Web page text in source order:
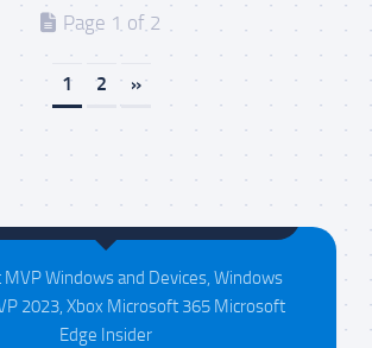
Page 1 of 2
1 2 »
Maison da Silva
Windows and Devices, Windows
2023, Xbox Microsoft 365 Microsoft
Edge Insider